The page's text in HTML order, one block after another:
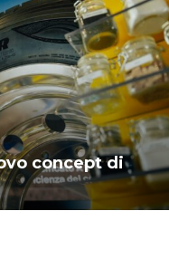
concept di